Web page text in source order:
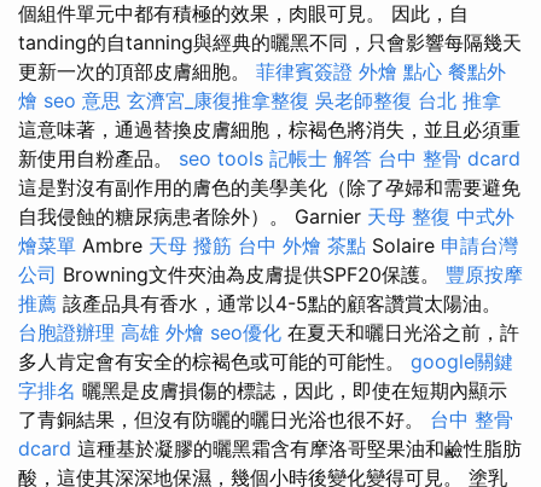
個組件單元中都有積極的效果，肉眼可見。 因此，自
tanding的自tanning與經典的曬黑不同，只會影響每隔幾天
更新一次的頂部皮膚細胞。 菲律賓簽證 外燴 點心 餐點外
燴 seo 意思 玄濟宮_康復推拿整復 吳老師整復 台北 推拿
這意味著，通過替換皮膚細胞，棕褐色將消失，並且必須重
新使用自粉產品。 seo tools 記帳士 解答 台中 整骨 dcard
這是對沒有副作用的膚色的美學美化（除了孕婦和需要避免
自我侵蝕的糖尿病患者除外）。 Garnier 天母 整復 中式外
燴菜單 Ambre 天母 撥筋 台中 外燴 茶點 Solaire 申請台灣
公司 Browning文件夾油為皮膚提供SPF20保護。 豐原按摩
推薦 該產品具有香水，通常以4-5點的顧客讚賞太陽油。
台胞證辦理 高雄 外燴 seo優化 在夏天和曬日光浴之前，許
多人肯定會有安全的棕褐色或可能的可能性。 google關鍵
字排名 曬黑是皮膚損傷的標誌，因此，即使在短期內顯示
了青銅結果，但沒有防曬的曬日光浴也很不好。 台中 整骨
dcard 這種基於凝膠的曬黑霜含有摩洛哥堅果油和鹼性脂肪
酸，這使其深深地保濕，幾個小時後變化變得可見。 塗乳